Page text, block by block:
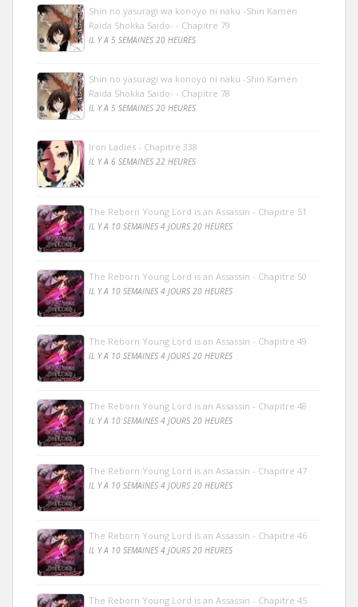
Shin no yasuragi wa konoyo ni naku -Shin Kamen
Raida Shokka Saido- - Chapitre 79
IL Y A 5 SEMAINES 20 HEURES
Shin no yasuragi wa konoyo ni naku -Shin Kamen
Raida Shokka Saido- - Chapitre 78
IL Y A 5 SEMAINES 20 HEURES
Iron Ladies - Chapitre 338
IL Y A 6 SEMAINES 22 HEURES
The Reborn Young Lord is an Assassin - Chapitre 51
IL Y A 10 SEMAINES 4 JOURS 20 HEURES
The Reborn Young Lord is an Assassin - Chapitre 50
IL Y A 10 SEMAINES 4 JOURS 20 HEURES
The Reborn Young Lord is an Assassin - Chapitre 49
IL Y A 10 SEMAINES 4 JOURS 20 HEURES
The Reborn Young Lord is an Assassin - Chapitre 48
IL Y A 10 SEMAINES 4 JOURS 20 HEURES
The Reborn Young Lord is an Assassin - Chapitre 47
IL Y A 10 SEMAINES 4 JOURS 20 HEURES
The Reborn Young Lord is an Assassin - Chapitre 46
IL Y A 10 SEMAINES 4 JOURS 20 HEURES
The Reborn Young Lord is an Assassin - Chapitre 45